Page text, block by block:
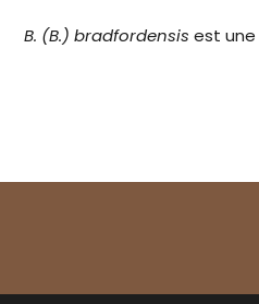
B. (B.) bradfordensis est une